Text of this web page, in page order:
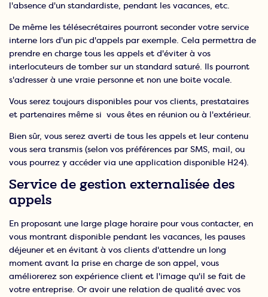
l'absence d'un standardiste, pendant les vacances, etc.
De même les télésecrétaires pourront seconder votre service
interne lors d'un pic d'appels par exemple. Cela permettra de
prendre en charge tous les appels et d'éviter à vos
interlocuteurs de tomber sur un standard saturé. Ils pourront
s'adresser à une vraie personne et non une boite vocale.
Vous serez toujours disponibles pour vos clients, prestataires
et partenaires même si vous êtes en réunion ou à l'extérieur.
Bien sûr, vous serez averti de tous les appels et leur contenu
vous sera transmis (selon vos préférences par SMS, mail, ou
vous pourrez y accéder via une application disponible H24).
Service de gestion externalisée des
appels
En proposant une large plage horaire pour vous contacter, en
vous montrant disponible pendant les vacances, les pauses
déjeuner et en évitant à vos clients d'attendre un long
moment avant la prise en charge de son appel, vous
améliorerez son expérience client et l'image qu'il se fait de
votre entreprise. Or avoir une relation de qualité avec vos